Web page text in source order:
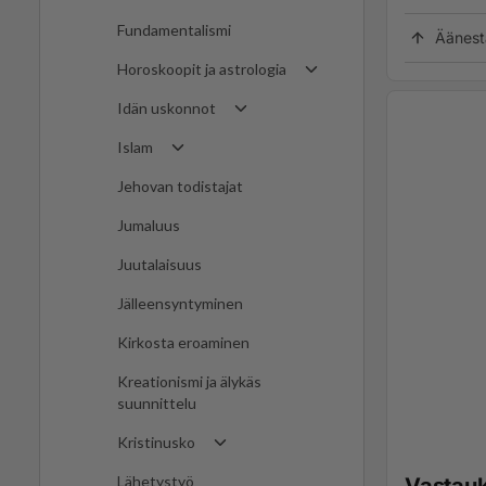
Fundamentalismi
Horoskoopit ja astrologia
Idän uskonnot
Islam
Jehovan todistajat
Jumaluus
Juutalaisuus
Jälleensyntyminen
Kirkosta eroaminen
Kreationismi ja älykäs
suunnittelu
Kristinusko
Lähetystyö